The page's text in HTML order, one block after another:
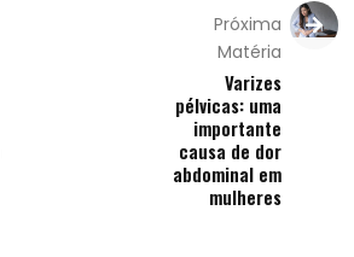
Próxima
Matéria
Varizes
pélvicas: uma
importante
causa de dor
abdominal em
mulheres